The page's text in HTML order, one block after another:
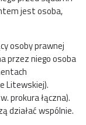
jest osoba,
osoby prawnej
przez niego osoba
Litewskiej).
prokura łączna).
działać wspólnie.